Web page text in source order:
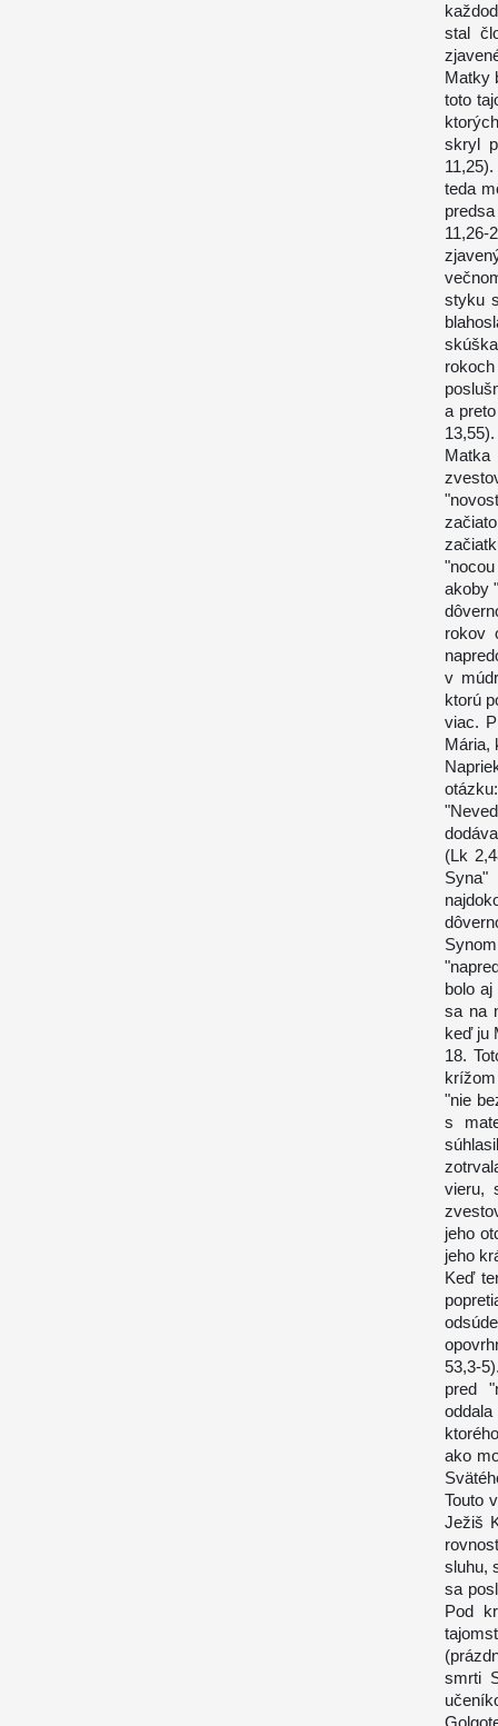
stal
Matky
toto
skryl
teda
styku
a
13,55).
akoby
rokov
v
ktorú
viac.
Mária,
(Lk
Syna"
bolo
sa na
keď ju
18.
"nie
s
vieru,
jeho
jeho
Keď
53,3-
pred
ako
Touto
Ježiš
sluhu,
sa
Pod
smrti